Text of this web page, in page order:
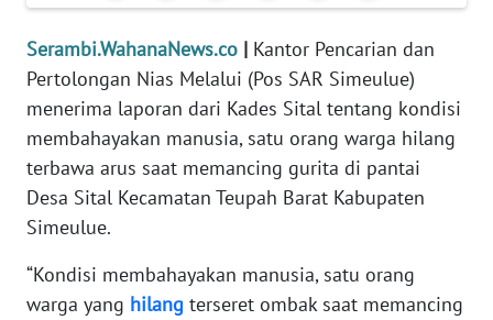
Serambi.WahanaNews.co | Kantor Pencarian dan
Pertolongan Nias Melalui (Pos SAR Simeulue)
menerima laporan dari Kades Sital tentang kondisi
membahayakan manusia, satu orang warga hilang
terbawa arus saat memancing gurita di pantai
Desa Sital Kecamatan Teupah Barat Kabupaten
Simeulue.
“Kondisi membahayakan manusia, satu orang
warga yang hilang terseret ombak saat memancing
INFO
IKLAN
KAMI
PEDOMAN
MEDIA
SIBER
REDAKSI